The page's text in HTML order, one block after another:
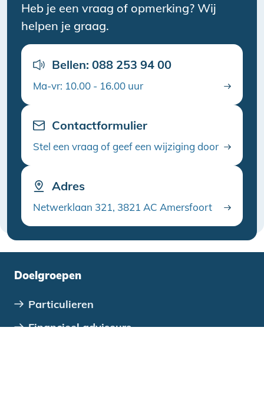
Heb je een vraag of opmerking? Wij
helpen je graag.
Bellen: 088 253 94 00
Ma-vr: 10.00 - 16.00 uur
Contactformulier
Stel een vraag of geef een wijziging door
Adres
Netwerklaan 321, 3821 AC Amersfoort
Doelgroepen
Particulieren
Financieel adviseurs